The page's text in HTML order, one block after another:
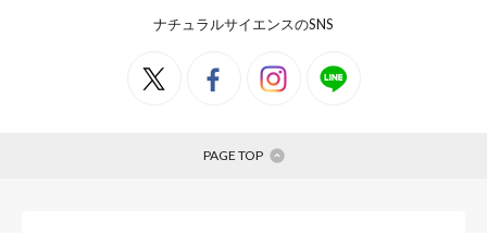
ナチュラルサイエンスのSNS
PAGE TOP